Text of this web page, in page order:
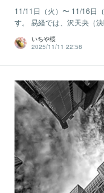
11/11日（火）〜 11/16日
す。 易経では、沢天夬（
いちや桜
2025/11/11 22:58